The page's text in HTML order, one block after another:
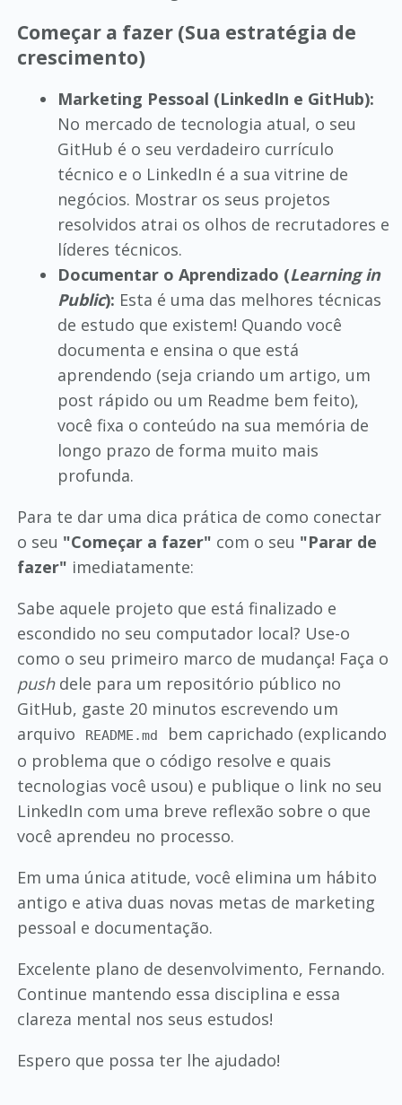
Começar a fazer (Sua estratégia de
crescimento)
Marketing Pessoal (LinkedIn e GitHub):
No mercado de tecnologia atual, o seu
GitHub é o seu verdadeiro currículo
técnico e o LinkedIn é a sua vitrine de
negócios. Mostrar os seus projetos
resolvidos atrai os olhos de recrutadores e
líderes técnicos.
Documentar o Aprendizado (Learning in
Public): Esta é uma das melhores técnicas
de estudo que existem! Quando você
documenta e ensina o que está
aprendendo (seja criando um artigo, um
post rápido ou um Readme bem feito),
você fixa o conteúdo na sua memória de
longo prazo de forma muito mais
profunda.
Para te dar uma dica prática de como conectar
o seu "Começar a fazer" com o seu "Parar de
fazer" imediatamente:
Sabe aquele projeto que está finalizado e
escondido no seu computador local? Use-o
como o seu primeiro marco de mudança! Faça o
pushdele para um repositório público no
GitHub, gaste 20 minutos escrevendo um
arquivo
README.md
bem caprichado (explicando
o problema que o código resolve e quais
tecnologias você usou) e publique o link no seu
LinkedIn com uma breve reflexão sobre o que
você aprendeu no processo.
Em uma única atitude, você elimina um hábito
antigo e ativa duas novas metas de marketing
pessoal e documentação.
Excelente plano de desenvolvimento, Fernando.
Continue mantendo essa disciplina e essa
clareza mental nos seus estudos!
Espero que possa ter lhe ajudado!